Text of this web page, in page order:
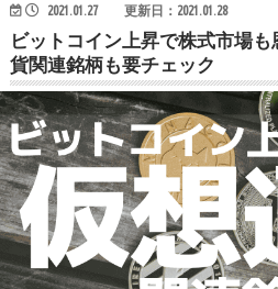
2021.01.27 更新日：2021.01.28
ビットコイン上昇で株式市場
貨関連銘柄も要チェック